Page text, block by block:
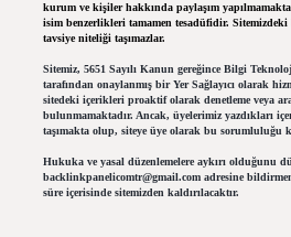
kurum ve kişiler hakkında paylaşım
isim benzerlikleri tamamen tesadüfidir.
tavsiye niteliği taşımazlar.
Sitemiz, 5651 Sayılı Kanun gereğince Bilgi
tarafından onaylanmış bir Yer Sağlayıcı olarak
sitedeki içerikleri proaktif olarak denetleme veya
bulunmamaktadır. Ancak, üyelerimiz yazdıkları
taşımakta olup, siteye üye olarak bu sorumluluğu
Hukuka ve yasal düzenlemelere aykırı olduğunu
backlinkpanelicomtr@gmail.comadresine
süre içerisinde sitemizden kaldırılacaktır.